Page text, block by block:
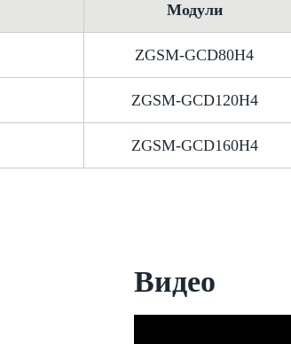
Модули
ZGSM-GCD80H4
ZGSM-GCD120H4
ZGSM-GCD160H4
Видео